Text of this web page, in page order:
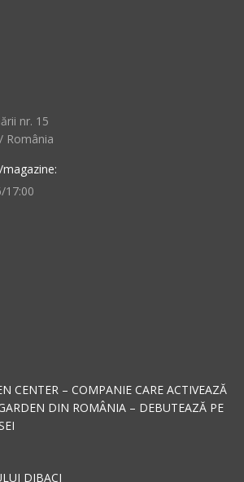
nr. 15
România
17:00
CENTER – COMPANIE CARE ACTIVEAZĂ
DIN ROMÂNIA – DEBUTEAZĂ PE
DIBACI